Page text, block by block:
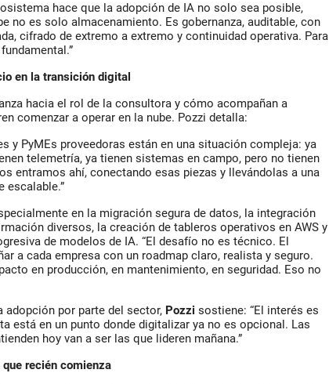
hace que la adopción de IA no solo sea posible,
no es solo almacenamiento. Es gobernanza, auditable, con
cifrado de extremo a extremo y continuidad operativa. Para
en la transición digital
hacia el rol de la consultora y cómo acompañan a
comenzar a operar en la nube. Pozzi detalla:
y PyMEs proveedoras están en una situación compleja: ya
telemetría, ya tienen sistemas en campo, pero no tienen
entramos ahí, conectando esas piezas y llevándolas a una
escalable.”
en la migración segura de datos, la integración
diversos, la creación de tableros operativos en AWS y
de modelos de IA. “El desafío no es técnico. El
a cada empresa con un roadmap claro, realista y seguro.
en producción, en mantenimiento, en seguridad. Eso no
adopción por parte del sector, Pozzi sostiene: “El interés es
está en un punto donde digitalizar ya no es opcional. Las
hoy van a ser las que lideren mañana.”
recién comienza